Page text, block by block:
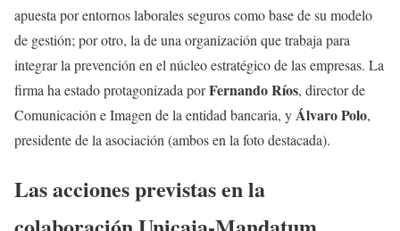
apuesta por entornos laborales seguros como base de su modelo
de gestión; por otro, la de una organización que trabaja para
integrar la prevención en el núcleo estratégico de las empresas. La
firma ha estado protagonizada porFernando Ríos, director de
Comunicación e Imagen de la entidad bancaria, yÁlvaro Polo,
presidente de la asociación (ambos en la foto destacada).
Las acciones previstas en la